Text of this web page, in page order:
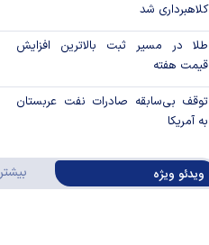
کلاهبرداری شد
طلا در مسیر ثبت بالاترین افزایش
قیمت هفته
توقف بی‌سابقه صادرات نفت عربستان
به آمریکا
چرا گاز در اروپا گرانتر شده‌است؟
ویدئو ویژه بیشتر